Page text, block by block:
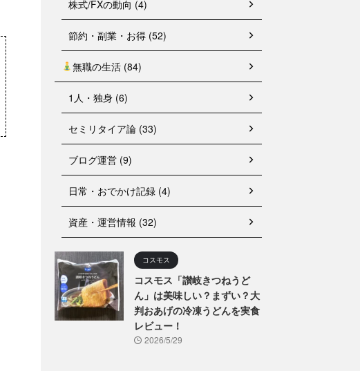
株式/FXの動向 (4)
節約・副業・お得 (52)
無職の生活 (84)
1人・独身 (6)
セミリタイア論 (33)
ブログ運営 (9)
日常・おでかけ記録 (4)
資産・運営情報 (32)
コスモス
コスモス「讃岐きつねうど
ん」は美味しい？まずい？大
判おあげの冷凍うどんを実食
レビュー！
2026/5/29